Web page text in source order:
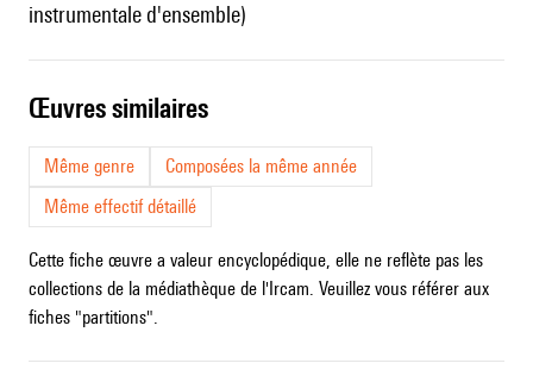
instrumentale d'ensemble)
œuvres similaires
Même genre
Composées la même année
Même effectif détaillé
Cette fiche œuvre a valeur encyclopédique, elle ne reflète pas les
collections de la médiathèque de l'Ircam. Veuillez vous référer aux
fiches "partitions".